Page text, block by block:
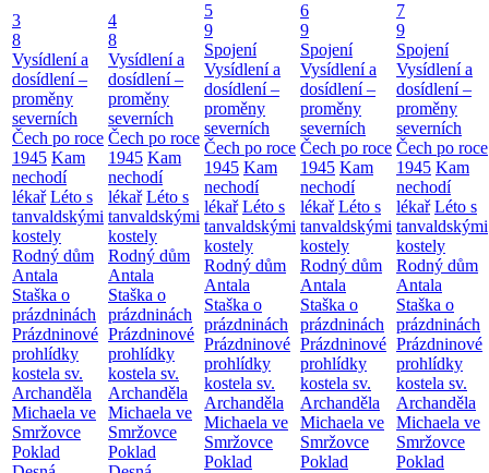
3
8
Vysídlení a
dosídlení –
proměny
severních
Čech po roce
1945 Kam
nechodí
lékař Léto s
tanvaldskými
kostely
Rodný dům
Antala
Staška o
prázdninách
Prázdninové
prohlídky
kostela sv.
Archanděla
Michaela ve
Smržovce
Poklad
4
8
Vysídlení a
dosídlení –
proměny
severních
Čech po roce
1945 Kam
nechodí
lékař Léto s
tanvaldskými
kostely
Rodný dům
Antala
Staška o
prázdninách
Prázdninové
prohlídky
kostela sv.
Archanděla
Michaela ve
Smržovce
Poklad
5
9
Spojení
Vysídlení a
dosídlení –
proměny
severních
Čech po roce
1945 Kam
nechodí
lékař Léto s
tanvaldskými
kostely
Rodný dům
Antala
Staška o
prázdninách
Prázdninové
prohlídky
kostela sv.
Archanděla
Michaela ve
Smržovce
Poklad
6
9
Spojení
Vysídlení a
dosídlení –
proměny
severních
Čech po roce
1945 Kam
nechodí
lékař Léto s
tanvaldskými
kostely
Rodný dům
Antala
Staška o
prázdninách
Prázdninové
prohlídky
kostela sv.
Archanděla
Michaela ve
Smržovce
Poklad
7
9
Spojení
Vysídlení a
dosídlení –
proměny
severních
Čech po roce
1945 Kam
nechodí
lékař Léto s
tanvaldskými
kostely
Rodný dům
Antala
Staška o
prázdninách
Prázdninové
prohlídky
kostela sv.
Archanděla
Michaela ve
Smržovce
Poklad